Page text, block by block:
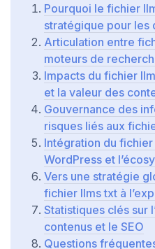
Pourquoi le fichier
stratégique pour les
Articulation entre
moteurs de
Impacts du fichier
et la valeur des
Gouvernance des
risques liés aux
Intégration du
WordPress et
Vers une stratégie
fichier llms txt à
Statistiques clés sur
contenus et le SEO
Questions